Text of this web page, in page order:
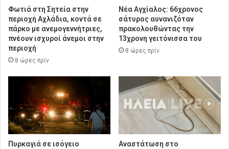
Φωτιά στη Σητεία στην
περιοχή Αχλάδια, κοντά σε
πάρκο με ανεμογεννήτριες,
πνέουν ισχυροί άνεμοι στην
περιοχή
8 ώρες πρίν
Νέα Αγχίαλος: 66χρονος
σάτυρος αυνανιζόταν
πρακολουθώντας την
13χρονη γειτόνισσα του
8 ώρες πρίν
Πυρκαγιά σε ισόγειο
Αναστάτωση στο